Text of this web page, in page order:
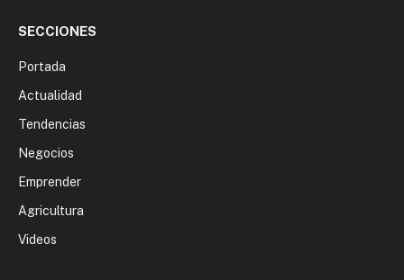
SECCIONES
Portada
Actualidad
Tendencias
Negocios
Emprender
Agricultura
Videos